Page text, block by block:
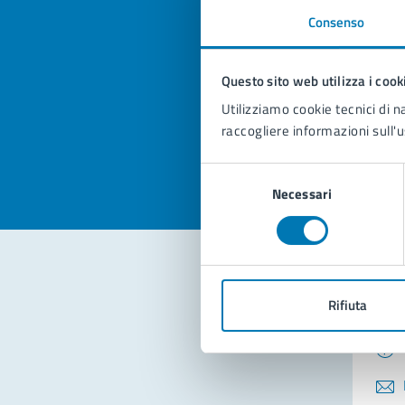
Consenso
Questo sito web utilizza i
Utilizziamo cookie tecnici di
raccogliere informazioni
Necessari
Rifiuta
Valuta